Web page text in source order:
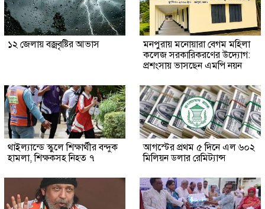
১২ জেলায় বজ্রবৃষ্টির আভাস
মনপুরায় মনোয়ারা বেগম মহিলা
কলেজ সরকারিকরণের উদ্যোগ:
প্রশংসায় ভাসছেন এমপি নয়ন
থাইল্যান্ডে স্কুলে শিক্ষার্থীর বন্দুক
হামলা, শিক্ষকসহ নিহত ৭
আগস্টের প্রথম ৫ দিনে এল ৬০২
মিলিয়ন ডলার রেমিট্যান্স